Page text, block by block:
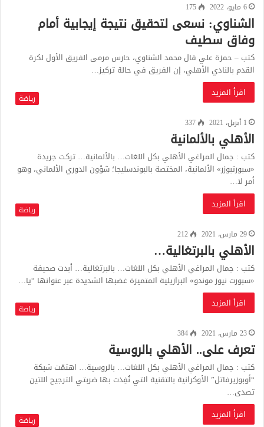
6 مايو، 2022
175
الشناوي: نسعى لتحقيق نتيجة إيجابية أمام
وفاق سطيف
كتب – حمزة علي قال محمد الشناوي، حارس مرمى الفريق الأول لكرة
القدم بالنادي الأهلي، إن الفريق في حالة تركيز…
اقرأ المزيد
رياضة
1 أبريل، 2021
337
الأهلي بالألمانية
كتب : جمال المراغي الأهلي بكل اللغات… بالألمانية… تركت جريدة
«سبورتبوزر» الألمانية، المختصة بالبوندسليجا؛ شؤون الدوري الألماني، وهو
أمر لا…
اقرأ المزيد
رياضة
29 مارس، 2021
212
الأهلي بالبرتغالية…
كتب : جمال المراغي الأهلي بكل اللغات… بالبرتغالية… أبدت صحيفة
«سبورت نيوز موندو» البرازيلية المتميزة غضبها الشديدة عبر عنوانها “يا…
اقرأ المزيد
رياضة
23 مارس، 2021
384
تعرف على.. الأهلي بالروسية
كتب : جمال المراغي الأهلي بكل اللغات… بالروسية… اهتمّت شبكة
“أوبوزيرفاتل” الأوكرانية بالتقنية التي نُفِذت بها ضربتي الترجيح اللتين
تصدى…
اقرأ المزيد
رياضة